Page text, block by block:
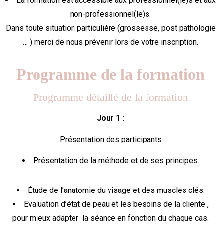
non-professionnel(le)s.
Dans toute situation particulière (grossesse, post pathologie
… ) merci de nous prévenir lors de votre inscription.
Programme de la formation
Programme détaillé de la formation
Jour 1 :
Présentation des participants
Présentation de la méthode et de ses principes.
Étude de l’anatomie du visage et des muscles clés.
Evaluation d’état de peau et les besoins de la cliente ,
pour mieux adapter la séance en fonction du chaque cas.